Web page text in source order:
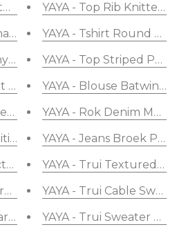
Offwhite
Embroidery Offwhite
Short Sand
Palazzo Silver
Short Terry Sand
Offwhite
Flower Offwhite
Top Embroidery Sand
Vintage Blue Denim
YAYA - Top Rib Knitted
YAYA - Tshirt Round
YAYA - Top Striped
YAYA - Blouse Batwing
YAYA - Rok Denim Maxi
YAYA - Jeans Broek
YAYA - Trui Textured
YAYA - Trui Cable
YAYA - Trui Sweater V-